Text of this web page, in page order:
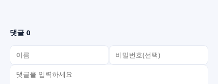
댓글 0
이름
비밀번호(선택)
댓글 내용